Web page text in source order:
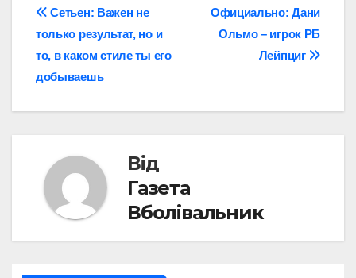
Навігація
записів
Официально: Дани
Ольмо – игрок РБ
Лейпциг
Сетьен: Важен не
только результат, но и
то, в каком стиле ты его
добываешь
Від
Газета
Вболівальник